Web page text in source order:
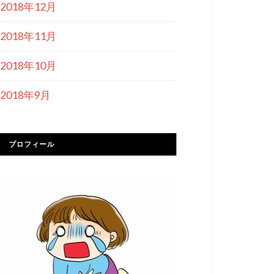
2018年12月
2018年11月
2018年10月
2018年9月
プロフィール